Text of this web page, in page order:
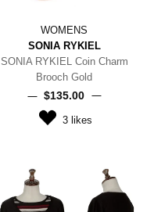
WOMENS
SONIA RYKIEL
SONIA RYKIEL Coin Charm
Brooch Gold
$‌135.00
3 likes